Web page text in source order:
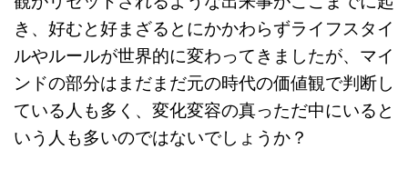
き、好むと好まざるとにかかわらずライフスタイ
ルやルールが世界的に変わってきましたが、マイ
ンドの部分はまだまだ元の時代の価値観で判断し
ている人も多く、変化変容の真っただ中にいると
いう人も多いのではないでしょうか？